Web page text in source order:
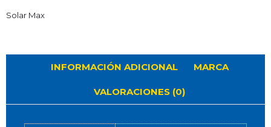
Solar Max
INFORMACIÓN ADICIONAL MARCA
VALORACIONES (0)